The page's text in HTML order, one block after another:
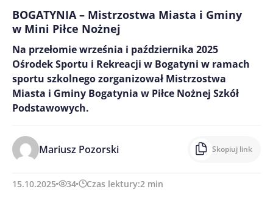
BOGATYNIA – Mistrzostwa Miasta i Gminy
w Mini Piłce Nożnej
Na przełomie września i października 2025
Ośrodek Sportu i Rekreacji w Bogatyni w ramach
sportu szkolnego zorganizował Mistrzostwa
Miasta i Gminy Bogatynia w Piłce Nożnej Szkół
Podstawowych.
Mariusz Pozorski Skopiuj link
15.10.2025 34 Czas lektury:2 min